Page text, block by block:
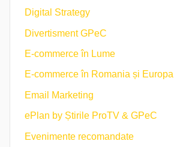
Digital Strategy
Divertisment GPeC
E-commerce în Lume
E-commerce în Romania și Europa
Email Marketing
ePlan by Știrile ProTV & GPeC
Evenimente recomandate